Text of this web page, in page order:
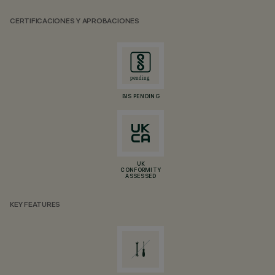
CERTIFICACIONES Y APROBACIONES
BIS PENDING
UK
CONFORMITY
ASSESSED
KEY FEATURES